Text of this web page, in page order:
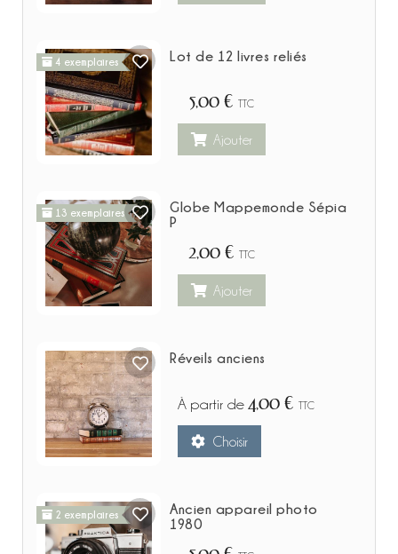
4 exemplaires Lot de 12 livres reliés
5,00 € TTC
Ajouter
13 exemplaires
Globe Mappemonde Sépia
P
2,00 € TTC
Ajouter
Réveils anciens
À partir de 4,00 € TTC
Choisir
2 exemplaires
Ancien appareil photo
1980